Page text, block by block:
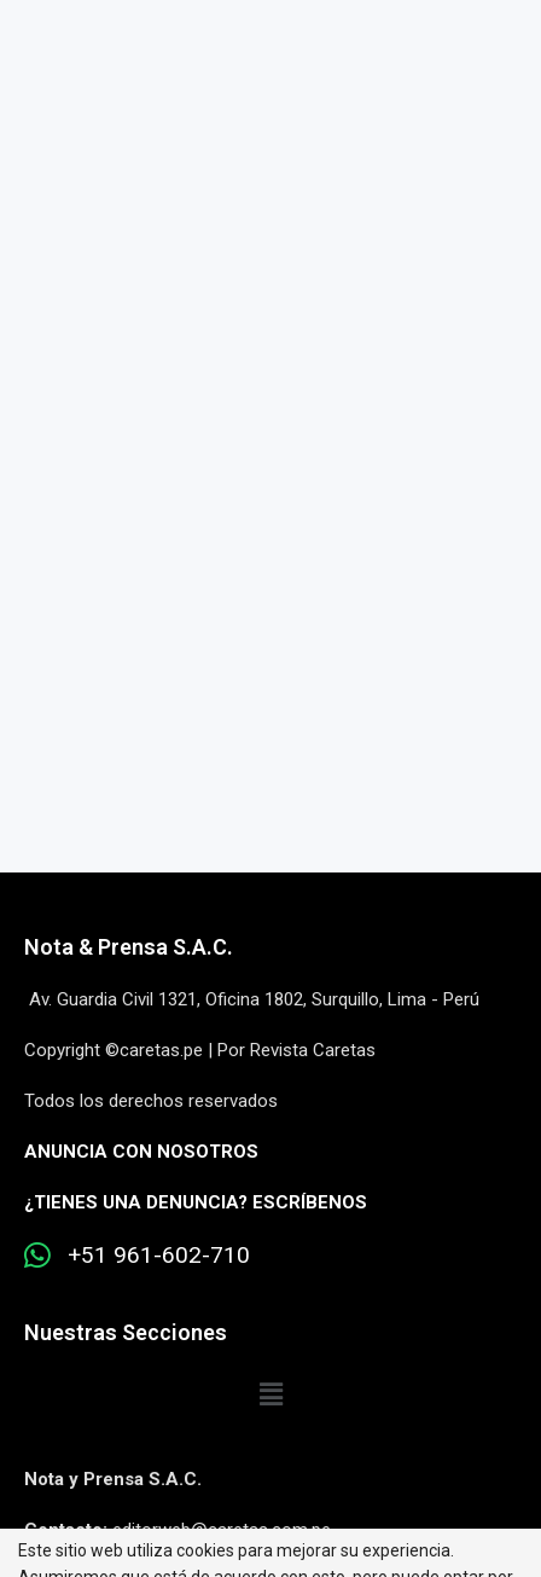
Nota & Prensa S.A.C.
Av. Guardia Civil 1321, Oficina 1802, Surquillo, Lima - Perú
Copyright ©caretas.pe | Por Revista Caretas
Todos los derechos reservados
ANUNCIA CON NOSOTROS
¿TIENES UNA DENUNCIA? ESCRÍBENOS
+51 961-602-710
Nuestras Secciones
Nota y Prensa S.A.C.
Contacto:editorweb@caretas.com.pe
Este sitio web utiliza cookies para mejorar su experiencia.